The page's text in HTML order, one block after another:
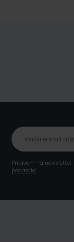
Prijavom na
podataka